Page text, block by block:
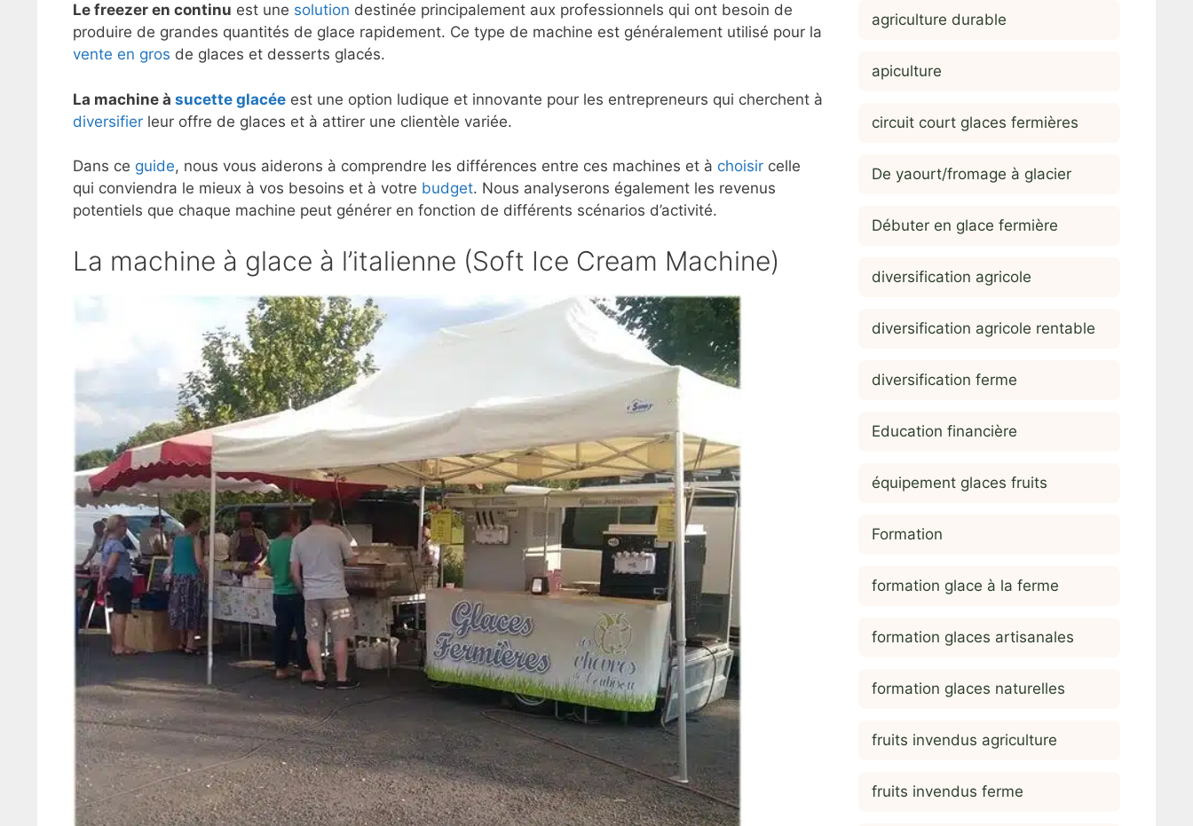
Le freezer en continu est une solution destinée principalement aux professionnels qui ont besoin de
produire de grandes quantités de glace rapidement. Ce type de machine est généralement utilisé pour la
vente en gros de glaces et desserts glacés.
La machine à sucette glacée est une option ludique et innovante pour les entrepreneurs qui cherchent à
diversifier leur offre de glaces et à attirer une clientèle variée.
Dans ce guide, nous vous aiderons à comprendre les différences entre ces machines et à choisir celle
qui conviendra le mieux à vos besoins et à votre budget. Nous analyserons également les revenus
potentiels que chaque machine peut générer en fonction de différents scénarios d’activité.
La machine à glace à l’italienne (Soft Ice Cream Machine)
agriculture durable
apiculture
circuit court glaces fermières
De yaourt/fromage à glacier
Débuter en glace fermière
diversification agricole
diversification agricole rentable
diversification ferme
Education financière
équipement glaces fruits
Formation
formation glace à la ferme
formation glaces artisanales
formation glaces naturelles
fruits invendus agriculture
fruits invendus ferme